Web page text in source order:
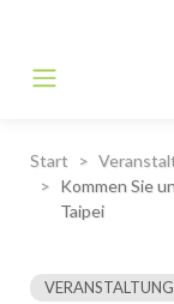
Main
Start
Kommen Sie
Taipei